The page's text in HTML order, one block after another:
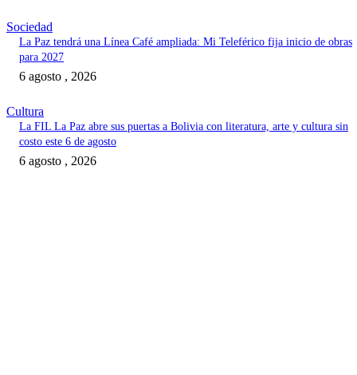
Sociedad
La Paz tendrá una Línea Café ampliada: Mi Teleférico fija inicio de obras
para 2027
6 agosto , 2026
Cultura
La FIL La Paz abre sus puertas a Bolivia con literatura, arte y cultura sin
costo este 6 de agosto
6 agosto , 2026